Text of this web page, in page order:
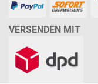
VERSENDEN MIT